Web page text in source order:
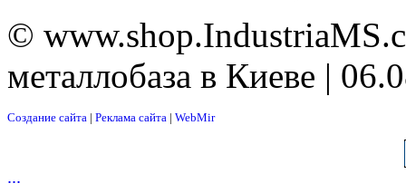
©
металлобаза в Киеве |
Создание сайта | Реклама сайта | WebMir
...